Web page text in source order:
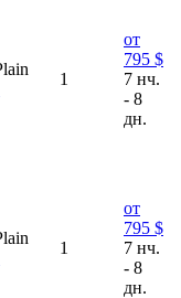
1
от
795 $
7 нч.
- 8
дн.
1
от
795 $
7 нч.
- 8
дн.